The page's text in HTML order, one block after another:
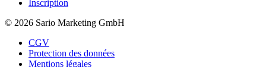
Inscription
© 2026 Sario Marketing GmbH
CGV
Protection des données
Mentions légales